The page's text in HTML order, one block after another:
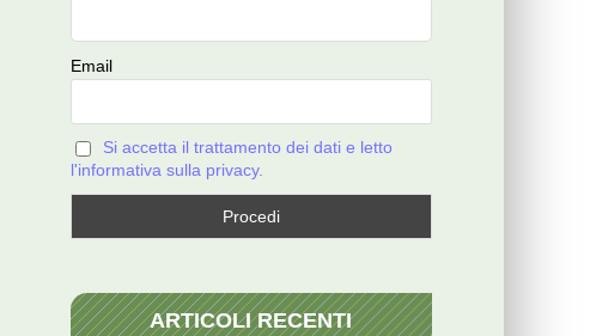
Email
Si accetta il trattamento dei dati e letto
l'informativa sulla privacy.
ARTICOLI RECENTI